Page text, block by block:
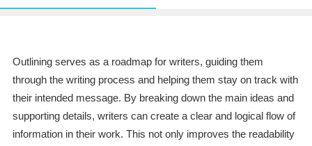
Outlining serves as a roadmap for writers, guiding them
through the writing process and helping them stay on track with
their intended message. By breaking down the main ideas and
supporting details, writers can create a clear and logical flow of
information in their work. This not only improves the readability